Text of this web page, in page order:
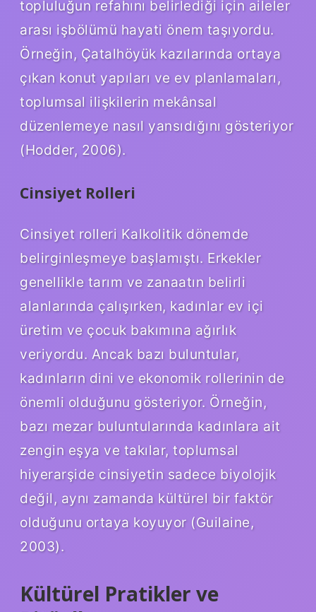
topluluğun refahını belirlediği için aileler
arası işbölümü hayati önem taşıyordu.
Örneğin, Çatalhöyük kazılarında ortaya
çıkan konut yapıları ve ev planlamaları,
toplumsal ilişkilerin mekânsal
düzenlemeye nasıl yansıdığını gösteriyor
(Hodder, 2006).
Cinsiyet Rolleri
Cinsiyet rolleri Kalkolitik dönemde
belirginleşmeye başlamıştı. Erkekler
genellikle tarım ve zanaatın belirli
alanlarında çalışırken, kadınlar ev içi
üretim ve çocuk bakımına ağırlık
veriyordu. Ancak bazı buluntular,
kadınların dini ve ekonomik rollerinin de
önemli olduğunu gösteriyor. Örneğin,
bazı mezar buluntularında kadınlara ait
zengin eşya ve takılar, toplumsal
hiyerarşide cinsiyetin sadece biyolojik
değil, aynı zamanda kültürel bir faktör
olduğunu ortaya koyuyor (Guilaine,
2003).
Kültürel Pratikler ve